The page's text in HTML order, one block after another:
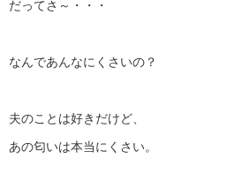
だってさ～・・・
なんであんなにくさいの？
夫のことは好きだけど、
あの匂いは本当にくさい。